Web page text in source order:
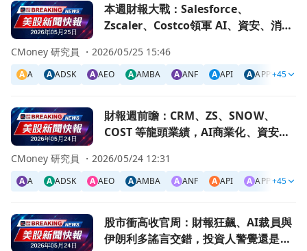
前往本週財報大戰：Salesforce、Zscaler、Costco領軍 AI
本週財報大戰：Salesforce、
Zscaler、Costco領軍 AI、資安、消費
A A A ADSK A AEO A AMBA A ANF A API A APPS A
+45
CMoney 研究員 ・2026/05/25 15:46
前往財報週前瞻：CRM、ZS、SNOW、COST 等龍頭業績
財報週前瞻：CRM、ZS、SNOW、
COST 等龍頭業績，AI商業化、資安與
A A A ADSK A AEO A AMBA A ANF A API A APPS A
+45
CMoney 研究員 ・2026/05/24 12:31
前往股市衝高收官周：財報狂飆、AI裁員與伊朗利多謠言交
股市衝高收官周：財報狂飆、AI裁員與
伊朗利多謠言交錯，投資人警覺還是繼